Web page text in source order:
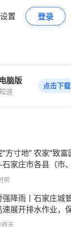
置 登录
脑版
道
点击下载
方寸地” 农家“致富
家庄市各县（市、
积极探索庭院经济多
前
强降雨丨石家庄城
速展开排水作业，
行安全
昨天